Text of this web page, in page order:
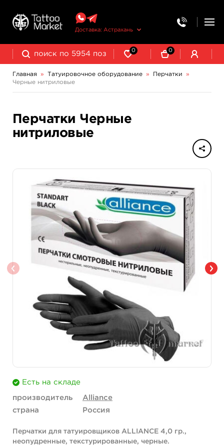
Доставка: Астрахань
0 0
Главная » Татуировочное оборудование » Перчатки
»
Черные нитриловые
Перчатки Черные
нитриловые
Есть на складе
производитель
Alliance
страна
Россия
Перчатки для татуировщиков ALLIANCE 4,0 гр.,
неопудренные, текстурированные, черные.